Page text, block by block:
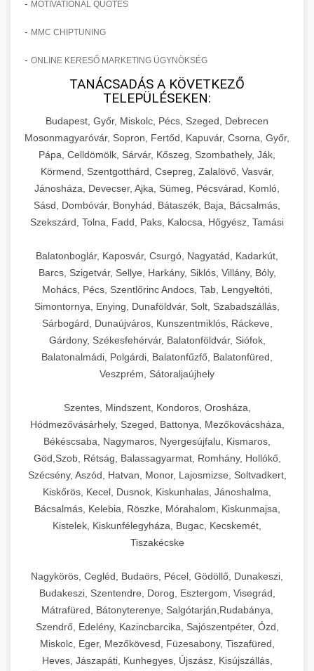
- MOTIVATIONAL QUOTES
- MMC CHIPTUNING
- ONLINE KERESŐ MARKETING ÜGYNÖKSÉG
TANÁCSADÁS A KÖVETKEZŐ
TELEPÜLÉSEKEN:
Budapest, Győr, Miskolc, Pécs, Szeged, Debrecen
Mosonmagyaróvár, Sopron, Fertőd, Kapuvár, Csorna, Győr,
Pápa, Celldömölk, Sárvár, Kőszeg, Szombathely, Ják,
Körmend, Szentgotthárd, Csepreg, Zalalövő, Vasvár,
Jánosháza, Devecser, Ajka, Sümeg, Pécsvárad, Komló,
Sásd, Dombóvár, Bonyhád, Bátaszék, Baja, Bácsalmás,
Szekszárd, Tolna, Fadd, Paks, Kalocsa, Hőgyész, Tamási
Balatonboglár, Kaposvár, Csurgó, Nagyatád, Kadarkút,
Barcs, Szigetvár, Sellye, Harkány, Siklós, Villány, Bóly,
Mohács, Pécs, Szentlőrinc Andocs, Tab, Lengyeltóti,
Simontornya, Enying, Dunaföldvár, Solt, Szabadszállás,
Sárbogárd, Dunaújváros, Kunszentmiklós, Ráckeve,
Gárdony, Székesfehérvár, Balatonföldvár, Siófok,
Balatonalmádi, Polgárdi, Balatonfűzfő, Balatonfüred,
Veszprém, Sátoraljaújhely
Szentes, Mindszent, Kondoros, Orosháza,
Hódmezővásárhely, Szeged, Battonya, Mezőkovácsháza,
Békéscsaba, Nagymaros, Nyergesújfalu, Kismaros,
Göd,Szob, Rétság, Balassagyarmat, Romhány, Hollókő,
Szécsény, Aszód, Hatvan, Monor, Lajosmizse, Soltvadkert,
Kiskőrös, Kecel, Dusnok, Kiskunhalas, Jánoshalma,
Bácsalmás, Kelebia, Röszke, Mórahalom, Kiskunmajsa,
Kistelek, Kiskunfélegyháza, Bugac, Kecskemét,
Tiszakécske
Nagykörös, Cegléd, Budaörs, Pécel, Gödöllő, Dunakeszi,
Budakeszi, Szentendre, Dorog, Esztergom, Visegrád,
Mátrafüred, Bátonyterenye, Salgótarján,Rudabánya,
Szendrő, Edelény, Kazincbarcika, Sajószentpéter, Ózd,
Miskolc, Eger, Mezőkövesd, Füzesabony, Tiszafüred,
Heves, Jászapáti, Kunhegyes, Újszász, Kisújszállás,